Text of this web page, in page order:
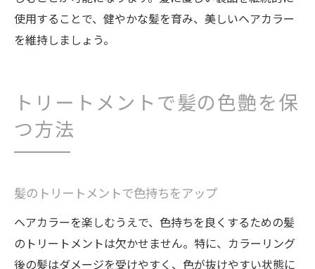
使用することで、健やかな髪を育み、美しいヘアカラー
を維持しましょう。
トリートメントで髪の色艶を保
つ方法
髪のトリートメントで色持ちをアップ
ヘアカラーを楽しむうえで、色持ちを良くするための髪
のトリートメントは欠かせません。特に、カラーリング
後の髪はダメージを受けやすく、色が抜けやすい状態に